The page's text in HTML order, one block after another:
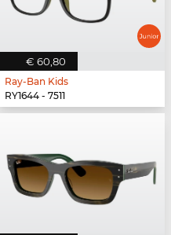
€ 60,80
Ray-Ban Kids
RY1644 - 7511